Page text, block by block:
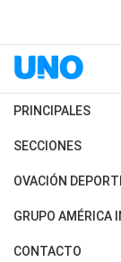
PRINCIPALES
Últimas Noticias
Política
SECCIONES
Horóscopo
Motores
OVACIÓN
Fútbol
Mundial
GRUPO AMÉRICA
Canal 7 en Vivo
CONTACTO